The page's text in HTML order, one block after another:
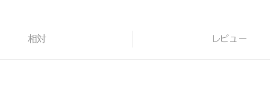
相対 レビュー